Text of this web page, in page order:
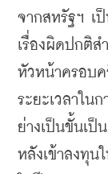
จากสหรัฐฯ เ
เรื่องผิดปกติส
หัวหน้าครอบ
ระยะเวลาใน
ย่างเป็นขั้นเป็
หลังเข้าลงทุน